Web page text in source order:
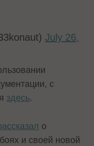
July 26,
с
здесь.
о
и своей новой